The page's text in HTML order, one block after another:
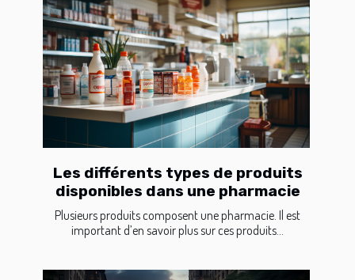
Les différents types de produits
disponibles dans une pharmacie
Plusieurs produits composent une pharmacie. Il est
important d’en savoir plus sur ces produits...